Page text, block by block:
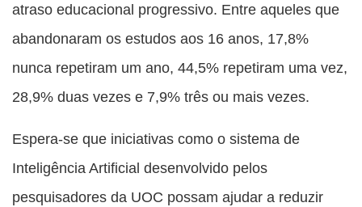
atraso educacional progressivo. Entre aqueles que
abandonaram os estudos aos 16 anos, 17,8%
nunca repetiram um ano, 44,5% repetiram uma vez,
28,9% duas vezes e 7,9% três ou mais vezes.
Espera-se que iniciativas como o sistema de
Inteligência Artificial desenvolvido pelos
pesquisadores da UOC possam ajudar a reduzir